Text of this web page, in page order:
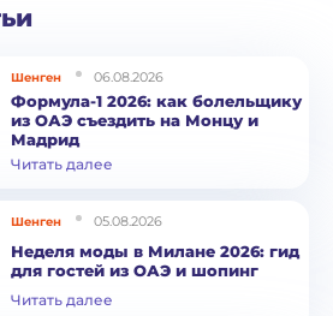
Шенген 06.08.2026
Формула-1 2026: как болельщику
из ОАЭ съездить на Монцу и
Мадрид
Читать далее
Шенген 05.08.2026
Неделя моды в Милане 2026: гид
для гостей из ОАЭ и шопинг
Читать далее